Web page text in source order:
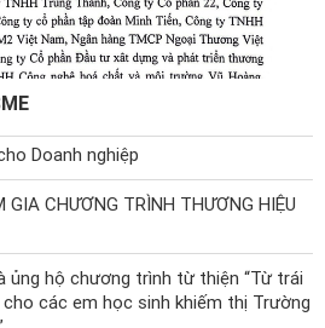
Doanh nghiệp
CHƯƠNG TRÌNH THƯƠNG HIỆU
ủng hộ chương trình từ thiện “Từ trái
các em học sinh khiếm thị Trường